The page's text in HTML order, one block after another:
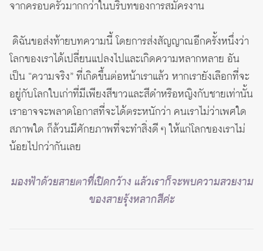
จากครอบครัวมากกว่าในบริบทของการสมัครงาน
ดิฉันขอส่งท้ายบทความนี้ โดยการส่งสัญญาณอีกครั้งหนึ่งว่า
โลกของเราได้เปลี่ยนแปลงไปและเกิดความหลากหลาย อัน
เป็น “ความจริง” ที่เกิดขึ้นต่อหน้าเราแล้ว หากเรายังเลือกที่จะ
อยู่กับโลกใบเก่าที่มีเพียงสีขาวและสีดำหรือหญิงกับชายเท่านั้น
เราอาจจะพลาดโอกาสที่จะได้ตระหนักว่า คนเราไม่ว่าเพศใด
สภาพใด ก็ล้วนมีศักยภาพที่จะทำสิ่งดี ๆ ให้แก่โลกของเราไม่
น้อยไปกว่ากันเลย
มองฟ้าด้วยสายตาที่เปิดกว้าง แล้วเราก็จะพบความสวยงาม
ของสายรุ้งหลากสีค่ะ